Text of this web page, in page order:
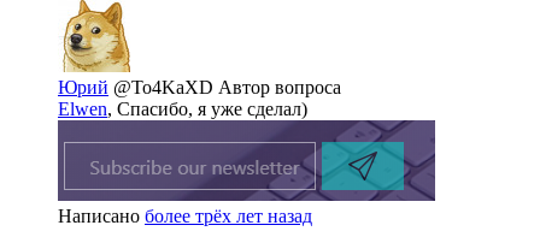
Юрий @To4KaXD Автор вопроса
Elwen, Спасибо, я уже сделал)
Написано более трёх лет назад